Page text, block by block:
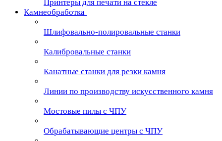
Принтеры для печати на стекле
Камнеобработка
Шлифовально-полировальные станки
Калибровальные станки
Канатные станки для резки камня
Линии по производству искусственного камня
Мостовые пилы с ЧПУ
Обрабатывающие центры с ЧПУ